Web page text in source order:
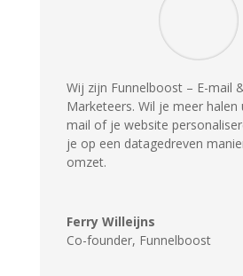
Wij zijn Funnelboost– E-mail
Marketeers. Wil je meer halen
mail of je website
je op een datagedreven
omzet.
Ferry Willeijns
Co-founder, Funnelboost